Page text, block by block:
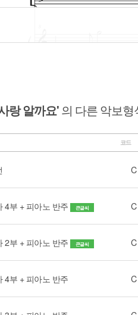
랑 알까요'의 다른 악보형
코드
4부 + 피아노 반주 큰글씨
2부 + 피아노 반주 큰글씨
4부 + 피아노 반주